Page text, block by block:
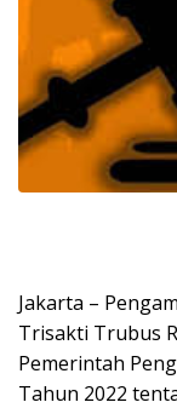
Jakarta –
Trisakti Trubus
Pemerintah
Tahun 2022